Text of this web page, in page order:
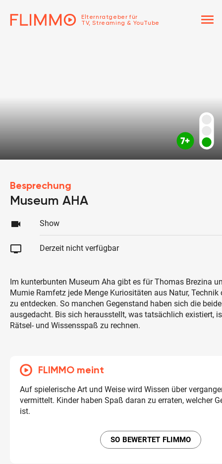
Elternratgeber für
TV, Streaming & YouTube
menu
Besprechung
Museum AHA
videocam Show
tv Derzeit nicht verfügbar
Im kunterbunten Museum Aha gibt es für Thomas Brezina
Mumie Ramfetz jede Menge Kuriositäten aus Natur, Technik
zu entdecken. So manchen Gegenstand haben sich die
ausgedacht. Bis sich herausstellt, was tatsächlich existiert,
Rätsel- und Wissensspaß zu rechnen.
FLIMMO meint
Auf spielerische Art und Weise wird Wissen über
vermittelt. Kinder haben Spaß daran zu erraten, welcher
ist.
SO BEWERTET FLIMMO